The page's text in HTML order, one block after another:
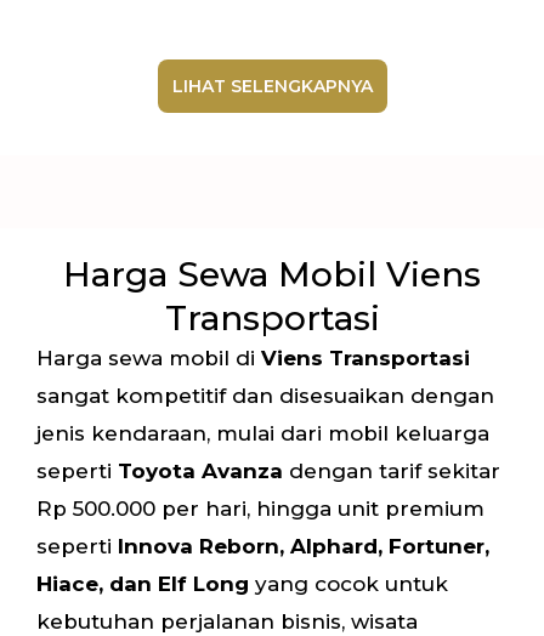
LIHAT SELENGKAPNYA
Harga Sewa Mobil Viens
Transportasi
Harga sewa mobil di Viens Transportasi
sangat kompetitif dan disesuaikan dengan
jenis kendaraan, mulai dari mobil keluarga
seperti Toyota Avanza dengan tarif sekitar
Rp 500.000 per hari, hingga unit premium
seperti Innova Reborn, Alphard, Fortuner,
Hiace, dan Elf Long yang cocok untuk
kebutuhan perjalanan bisnis, wisata